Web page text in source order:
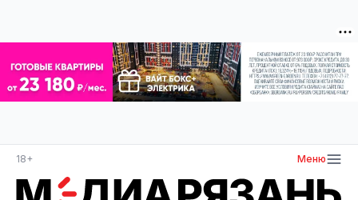
18+ Меню